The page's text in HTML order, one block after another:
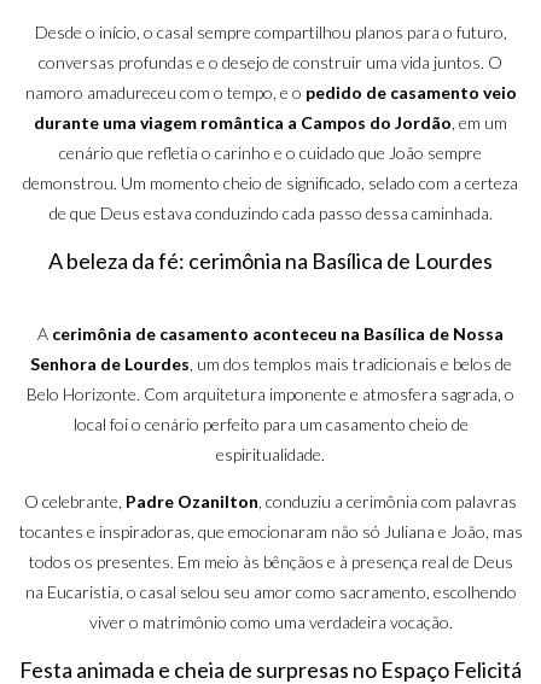
Desde o início, o casal sempre compartilhou planos para o futuro,
conversas profundas e o desejo de construir uma vida juntos. O
namoro amadureceu com o tempo, e o pedido de casamento veio
durante uma viagem romântica a Campos do Jordão, em um
cenário que refletia o carinho e o cuidado que João sempre
demonstrou. Um momento cheio de significado, selado com a certeza
de que Deus estava conduzindo cada passo dessa caminhada.
A beleza da fé: cerimônia na Basílica de Lourdes
A cerimônia de casamento aconteceu na Basílica de Nossa
Senhora de Lourdes, um dos templos mais tradicionais e belos de
Belo Horizonte. Com arquitetura imponente e atmosfera sagrada, o
local foi o cenário perfeito para um casamento cheio de
espiritualidade.
O celebrante, Padre Ozanilton, conduziu a cerimônia com palavras
tocantes e inspiradoras, que emocionaram não só Juliana e João, mas
todos os presentes. Em meio às bênçãos e à presença real de Deus
na Eucaristia, o casal selou seu amor como sacramento, escolhendo
viver o matrimônio como uma verdadeira vocação.
Festa animada e cheia de surpresas no Espaço Felicitá